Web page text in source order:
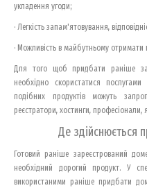
укладення угоди;
· Легкість запам'ятовування,
· Можливість в майбутньому
Для того щоб придбати раніше
необхідно скористатися
подібних продуктів можуть
реєстратори, хостинги,
Де здійснюється
Готовий раніше зареєстрований
необхідний дорогий продукт. У
використаними раніше придбати